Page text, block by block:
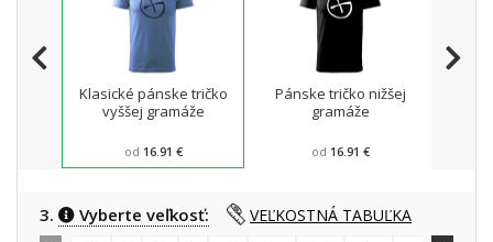
Klasické pánske tričko
vyššej gramáže
od 16.91 €
Pánske tričko nižšej
gramáže
od 16.91 €
3. Vyberte veľkosť:
VEĽKOSTNÁ TABUĽKA